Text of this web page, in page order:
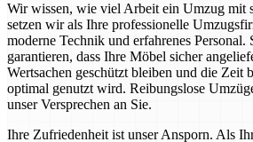
Wir wissen, wie viel Arbeit ein Umzug mit
setzen wir als Ihre professionelle
moderne Technik und erfahrenes
garantieren, dass Ihre Möbel sicher
Wertsachen geschützt bleiben und die Zeit
optimal genutzt wird. Reibungslose
unser Versprechen an Sie.
Ihre Zufriedenheit ist unser Ansporn. Als